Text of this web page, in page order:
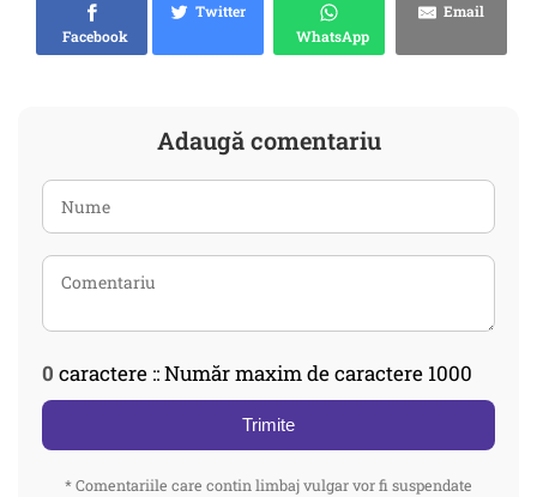
Facebook
Twitter
WhatsApp
Email
Adaugă comentariu
0 caractere :: Număr maxim de caractere 1000
Trimite
* Comentariile care contin limbaj vulgar vor fi suspendate